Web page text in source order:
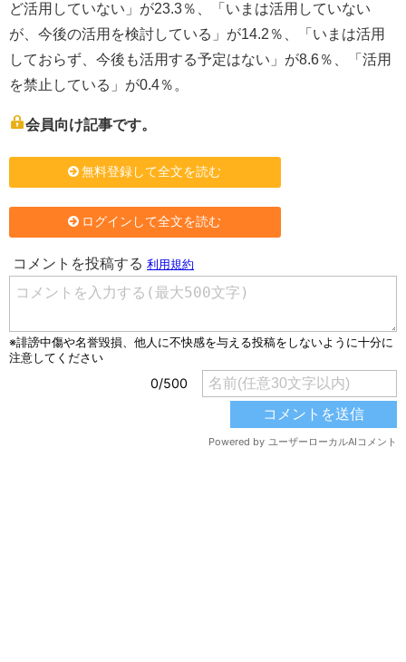
ど活用していない」が23.3％、「いまは活用していない
が、今後の活用を検討している」が14.2％、「いまは活用
しておらず、今後も活用する予定はない」が8.6％、「活用
を禁止している」が0.4％。
会員向け記事です。
無料登録して全文を読む
ログインして全文を読む